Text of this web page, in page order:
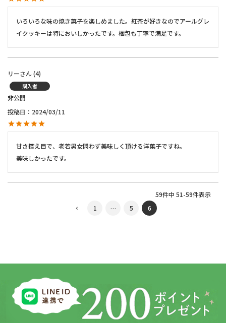
いろいろな味の焼き菓子を楽しめました。紅茶が好きなのでアールグレ
イクッキーは特においしかったです。梱包も丁寧で満足です。
リー 4
購入者
非公開
投稿日
2024/03/11
甘さ控え目で、老若男女問わず美味しく頂ける洋菓子ですね。
美味しかったです。
59件中 51-59件表示
1
… 5 6